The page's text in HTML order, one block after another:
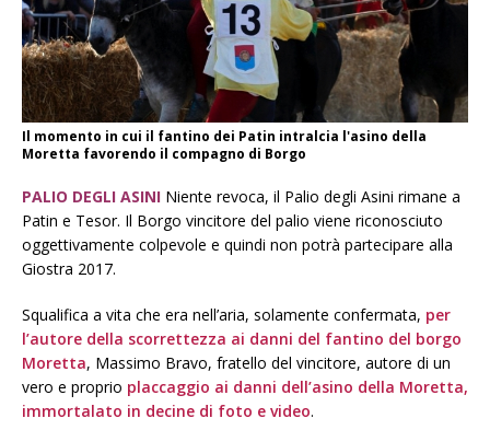
Il momento in cui il fantino dei Patin intralcia l'asino della
Moretta favorendo il compagno di Borgo
PALIO DEGLI ASINI Niente revoca, il Palio degli Asini rimane a
Patin e Tesor. Il Borgo vincitore del palio viene riconosciuto
oggettivamente colpevole e quindi non potrà partecipare alla
Giostra 2017.
Squalifica a vita che era nell’aria, solamente confermata, per
l’autore della scorrettezza ai danni del fantino del borgo
Moretta, Massimo Bravo, fratello del vincitore, autore di un
vero e proprio placcaggio ai danni dell’asino della Moretta,
immortalato in decine di foto e video.